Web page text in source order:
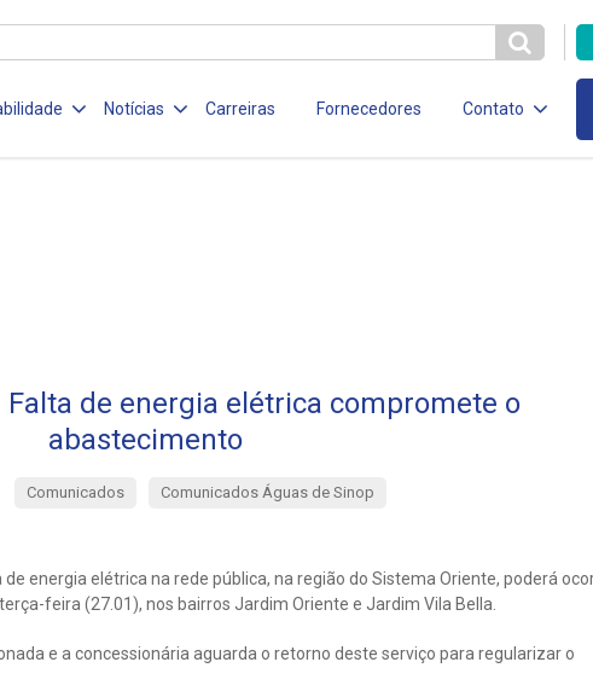
Notícias Carreiras Fornecedores Contato
de energia elétrica compromete o
abastecimento
Comunicados Comunicados Águas de Sinop
energia elétrica na rede pública, na região do Sistema Oriente, poderá
feira (27.01), nos bairros Jardim Oriente e Jardim Vila Bella.
e a concessionária aguarda o retorno deste serviço para regularizar o